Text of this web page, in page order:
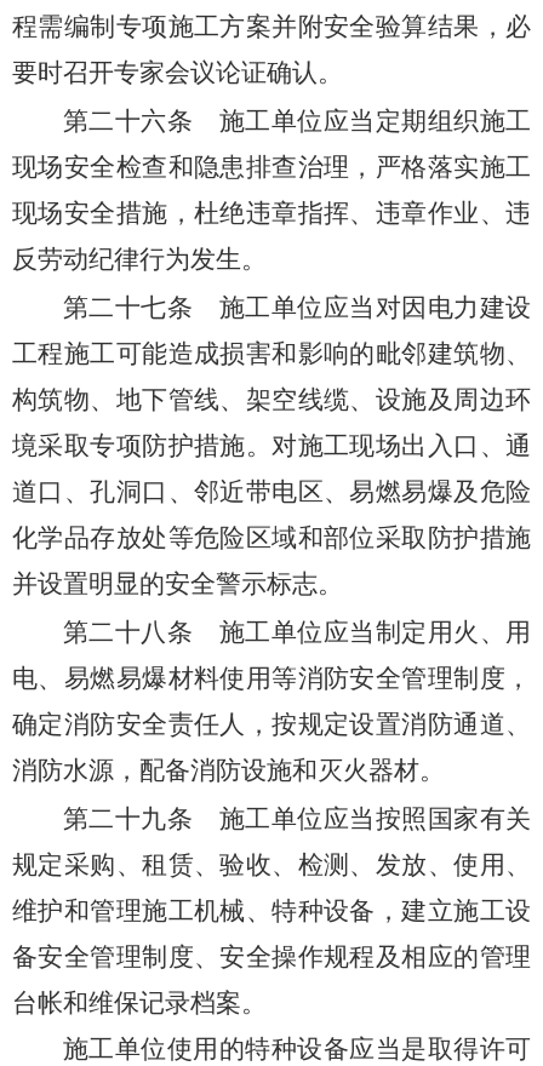
程需编制专项施工方案并附安全验算结果，必
要时召开专家会议论证确认。
第二十六条 施工单位应当定期组织施工
现场安全检查和隐患排查治理，严格落实施工
现场安全措施，杜绝违章指挥、违章作业、违
反劳动纪律行为发生。
第二十七条 施工单位应当对因电力建设
工程施工可能造成损害和影响的毗邻建筑物、
构筑物、地下管线、架空线缆、设施及周边环
境采取专项防护措施。对施工现场出入口、通
道口、孔洞口、邻近带电区、易燃易爆及危险
化学品存放处等危险区域和部位采取防护措施
并设置明显的安全警示标志。
第二十八条 施工单位应当制定用火、用
电、易燃易爆材料使用等消防安全管理制度，
确定消防安全责任人，按规定设置消防通道、
消防水源，配备消防设施和灭火器材。
第二十九条 施工单位应当按照国家有关
规定采购、租赁、验收、检测、发放、使用、
维护和管理施工机械、特种设备，建立施工设
备安全管理制度、安全操作规程及相应的管理
台帐和维保记录档案。
施工单位使用的特种设备应当是取得许可